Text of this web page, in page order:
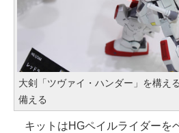
大剣「ツヴァイ・ハンダー」を構え
備える
キットはHGペイルライダーを